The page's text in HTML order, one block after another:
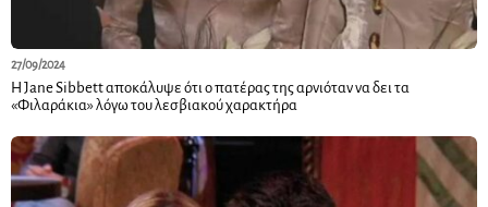
27/09/2024
Η Jane Sibbett αποκάλυψε ότι ο πατέρας της αρνιόταν να δει τα
«Φιλαράκια» λόγω του λεσβιακού χαρακτήρα